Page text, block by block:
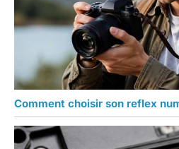
Comment choisir son reflex